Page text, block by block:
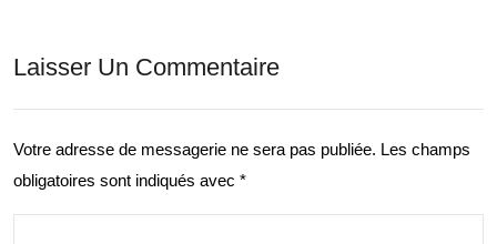
aphi
e
ave
c
ent
ure
du
Laisser Un Commentaire
Votre adresse de messagerie ne sera pas publiée. Les champs
obligatoires sont indiqués avec *